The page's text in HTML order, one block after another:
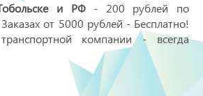
и РФ- 200 рублей по
от 5000 рублей - Бесплатно!
компании - всегда